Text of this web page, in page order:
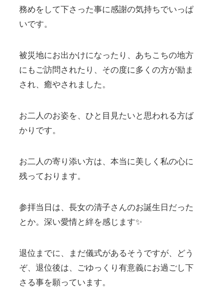
務めをして下さった事に感謝の気持ちでいっぱ
いです。
被災地にお出かけになったり、あちこちの地方
にもご訪問されたり、その度に多くの方が励ま
され、癒やされました。
お二人のお姿を、ひと目見たいと思われる方ば
かりです。
お二人の寄り添い方は、本当に美しく私の心に
残っております。
参拝当日は、長女の清子さんのお誕生日だった
とか。深い愛情と絆を感じます✨
退位までに、まだ儀式があるそうですが、どう
ぞ、退位後は、ごゆっくり有意義にお過ごし下
さる事を願っています。